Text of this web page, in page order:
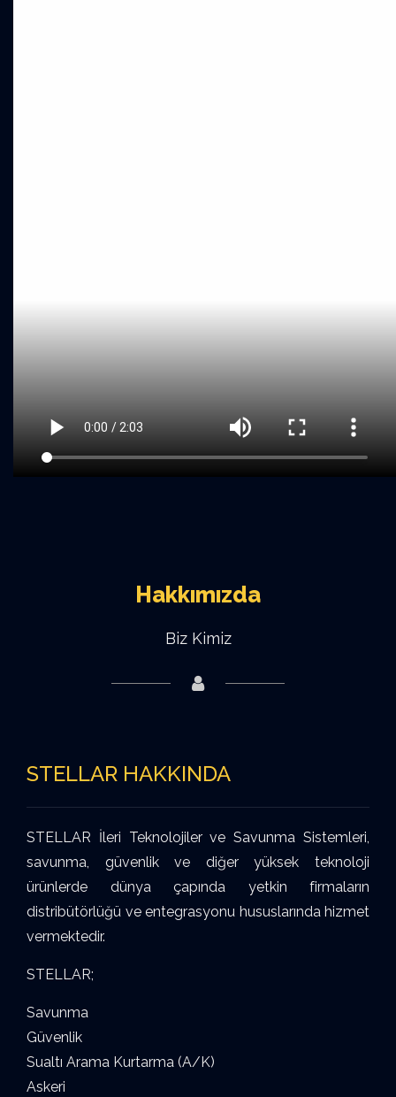
Hakkımızda
Biz Kimiz
STELLAR HAKKINDA
STELLAR İleri Teknolojiler ve Savunma Sistemleri,
savunma, güvenlik ve diğer yüksek teknoloji
ürünlerde dünya çapında yetkin firmaların
distribütörlüğü ve entegrasyonu hususlarında hizmet
vermektedir.
STELLAR;
Savunma
Güvenlik
Sualtı Arama Kurtarma (A/K)
Askeri